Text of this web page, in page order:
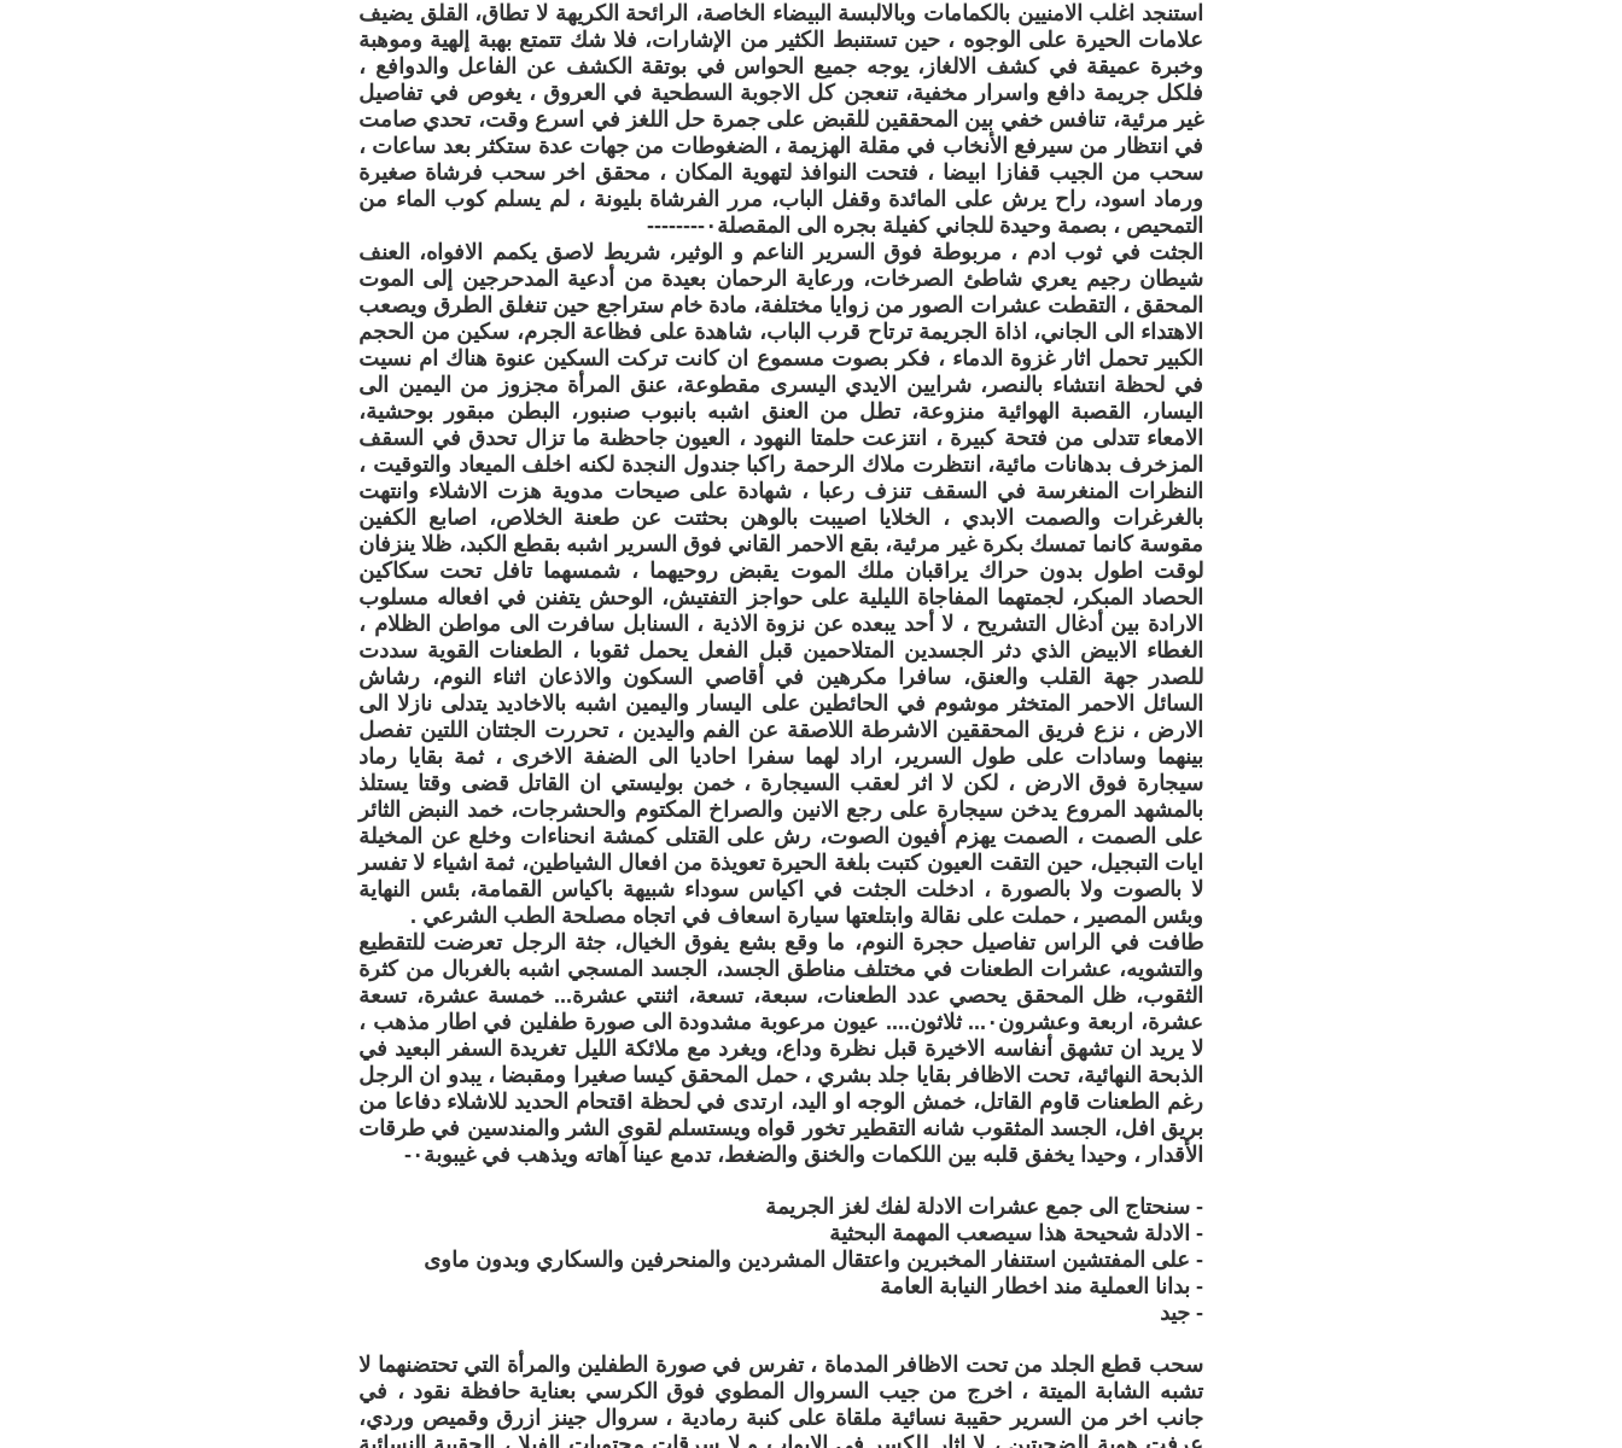
استنجد اغلب الامنيين بالكمامات وبالالبسة البيضاء الخاصة، الرائحة الكريهة لا تطاق، القلق يضيف
علامات الحيرة على الوجوه ، حين تستنبط الكثير من الإشارات، فلا شك تتمتع بهبة إلهية وموهبة
وخبرة عميقة في كشف الالغاز، يوجه جميع الحواس في بوتقة الكشف عن الفاعل والدوافع ،
فلكل جريمة دافع واسرار مخفية، تنعجن كل الاجوبة السطحية في العروق ، يغوص في تفاصيل
غير مرئية، تنافس خفي بين المحققين للقبض على جمرة حل اللغز في اسرع وقت، تحدي صامت
في انتظار من سيرفع الأنخاب في مقلة الهزيمة ، الضغوطات من جهات عدة ستكثر بعد ساعات ،
سحب من الجيب قفازا ابيضا ، فتحت النوافذ لتهوية المكان ، محقق اخر سحب فرشاة صغيرة
ورماد اسود، راح يرش على المائدة وقفل الباب، مرر الفرشاة بليونة ، لم يسلم كوب الماء من
التمحيص ، بصمة وحيدة للجاني كفيلة بجره الى المقصلة٠--------
الجثت في ثوب ادم ، مربوطة فوق السرير الناعم و الوثير، شريط لاصق يكمم الافواه، العنف
شيطان رجيم يعري شاطئ الصرخات، ورعاية الرحمان بعيدة من أدعية المدحرجين إلى الموت
المحقق ، التقطت عشرات الصور من زوايا مختلفة، مادة خام ستراجع حين تنغلق الطرق ويصعب
الاهتداء الى الجاني، اذاة الجريمة ترتاح قرب الباب، شاهدة على فظاعة الجرم، سكين من الحجم
الكبير تحمل اثار غزوة الدماء ، فكر بصوت مسموع ان كانت تركت السكين عنوة هناك ام نسيت
في لحظة انتشاء بالنصر، شرايين الايدي اليسرى مقطوعة، عنق المرأة مجزوز من اليمين الى
اليسار، القصبة الهوائية منزوعة، تطل من العنق اشبه بانبوب صنبور، البطن مبقور بوحشية،
الامعاء تتدلى من فتحة كبيرة ، انتزعت حلمتا النهود ، العيون جاحظىة ما تزال تحدق في السقف
المزخرف بدهانات مائية، انتظرت ملاك الرحمة راكبا جندول النجدة لكنه اخلف الميعاد والتوقيت ،
النظرات المنغرسة في السقف تنزف رعبا ، شهادة على صيحات مدوية هزت الاشلاء وانتهت
بالغرغرات والصمت الابدي ، الخلايا اصيبت بالوهن بحثتت عن طعنة الخلاص، اصابع الكفين
مقوسة كانما تمسك بكرة غير مرئية، بقع الاحمر القاني فوق السرير اشبه بقطع الكبد، ظلا ينزفان
لوقت اطول بدون حراك يراقبان ملك الموت يقبض روحيهما ، شمسهما تافل تحت سكاكين
الحصاد المبكر، لجمتهما المفاجاة الليلية على حواجز التفتيش، الوحش يتفنن في افعاله مسلوب
الارادة بين أدغال التشريح ، لا أحد يبعده عن نزوة الاذية ، السنابل سافرت الى مواطن الظلام ،
الغطاء الابيض الذي دثر الجسدين المتلاحمين قبل الفعل يحمل ثقوبا ، الطعنات القوية سددت
للصدر جهة القلب والعنق، سافرا مكرهين في أقاصي السكون والاذعان اثناء النوم، رشاش
السائل الاحمر المتخثر موشوم في الحائطين على اليسار واليمين اشبه بالاخاديد يتدلى نازلا الى
الارض ، نزع فريق المحققين الاشرطة اللاصقة عن الفم واليدين ، تحررت الجثتان اللتين تفصل
بينهما وسادات على طول السرير، اراد لهما سفرا احاديا الى الضفة الاخرى ، ثمة بقايا رماد
سيجارة فوق الارض ، لكن لا اثر لعقب السيجارة ، خمن بوليستي ان القاتل قضى وقتا يستلذ
بالمشهد المروع يدخن سيجارة على رجع الانين والصراخ المكتوم والحشرجات، خمد النبض الثائر
على الصمت ، الصمت يهزم أفيون الصوت، رش على القتلى كمشة انحناءات وخلع عن المخيلة
ايات التبجيل، حين التقت العيون كتبت بلغة الحيرة تعويذة من افعال الشياطين، ثمة اشياء لا تفسر
لا بالصوت ولا بالصورة ، ادخلت الجثت في اكياس سوداء شبيهة باكياس القمامة، بئس النهاية
وبئس المصير ، حملت على نقالة وابتلعتها سيارة اسعاف في اتجاه مصلحة الطب الشرعي .
طافت في الراس تفاصيل حجرة النوم، ما وقع بشع يفوق الخيال، جثة الرجل تعرضت للتقطيع
والتشويه، عشرات الطعنات في مختلف مناطق الجسد، الجسد المسجي اشبه بالغربال من كثرة
الثقوب، ظل المحقق يحصي عدد الطعنات، سبعة، تسعة، اثنتي عشرة... خمسة عشرة، تسعة
عشرة، اربعة وعشرون٠... ثلاثون.... عيون مرعوبة مشدودة الى صورة طفلين في اطار مذهب ،
لا يريد ان تشهق أنفاسه الاخيرة قبل نظرة وداع، ويغرد مع ملائكة الليل تغريدة السفر البعيد في
الذبحة النهائية، تحت الاظافر بقايا جلد بشري ، حمل المحقق كيسا صغيرا ومقبضا ، يبدو ان الرجل
رغم الطعنات قاوم القاتل، خمش الوجه او اليد، ارتدى في لحظة اقتحام الحديد للاشلاء دفاعا من
بريق افل، الجسد المثقوب شانه التقطير تخور قواه ويستسلم لقوى الشر والمندسين في طرقات
الأقدار ، وحيدا يخفق قلبه بين اللكمات والخنق والضغط، تدمع عينا آهاته ويذهب في غيبوبة٠-
- سنحتاج الى جمع عشرات الادلة لفك لغز الجريمة
- الادلة شحيحة هذا سيصعب المهمة البحثية
- على المفتشين استنفار المخبرين واعتقال المشردين والمنحرفين والسكاري وبدون ماوى
- بدانا العملية مند اخطار النيابة العامة
- جيد
سحب قطع الجلد من تحت الاظافر المدماة ، تفرس في صورة الطفلين والمرأة التي تحتضنهما لا
تشبه الشابة الميتة ، اخرج من جيب السروال المطوي فوق الكرسي بعناية حافظة نقود ، في
جانب اخر من السرير حقيبة نسائية ملقاة على كنبة رمادية ، سروال جينز ازرق وقميص وردي،